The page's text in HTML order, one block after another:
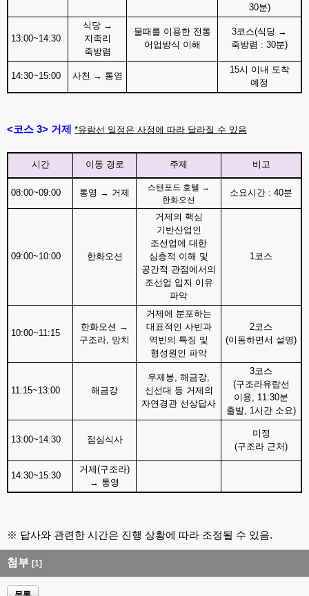
30분)
13:00~14:30
식당 →
지족리
죽방렴
물때를 이용한 전통
어업방식 이해
3코스(식당 →
죽방렴 : 30분)
14:30~15:00 사천 → 통영
15시 이내 도착
예정
<코스 3> 거제 *유람선 일정은 사정에 따라 달라질 수 있음
시간 이동 경로 주제 비고
08:00~09:00 통영 → 거제
스탠포드 호텔 →
한화오션
소요시간 : 40분
09:00~10:00 한화오션
거제의 핵심
기반산업인
조선업에 대한
심층적 이해 및
공간적 관점에서의
조선업 입지 이유
파악
1코스
10:00~11:15
한화오션 →
구조라, 망치
거제에 분포하는
대표적인 사빈과
역빈의 특징 및
형성원인 파악
2코스
(이동하면서 설명 )
11:15~13:00 해금강
우제봉, 해금강,
신선대 등 거제의
자연경관 선상답사
3코스
(구조라유람선
이용, 11:30분
출발, 1시간 소요)
13:00~14:30 점심식사
미정
(구조라 근처 )
14:30~15:30
거제 (구조라)
→ 통영
※ 답사와 관련한 시간은 진행 상황에 따라 조정될 수 있음.
첨부 [1]